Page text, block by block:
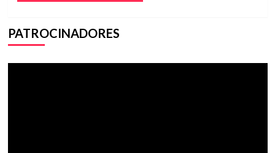
PATROCINADORES